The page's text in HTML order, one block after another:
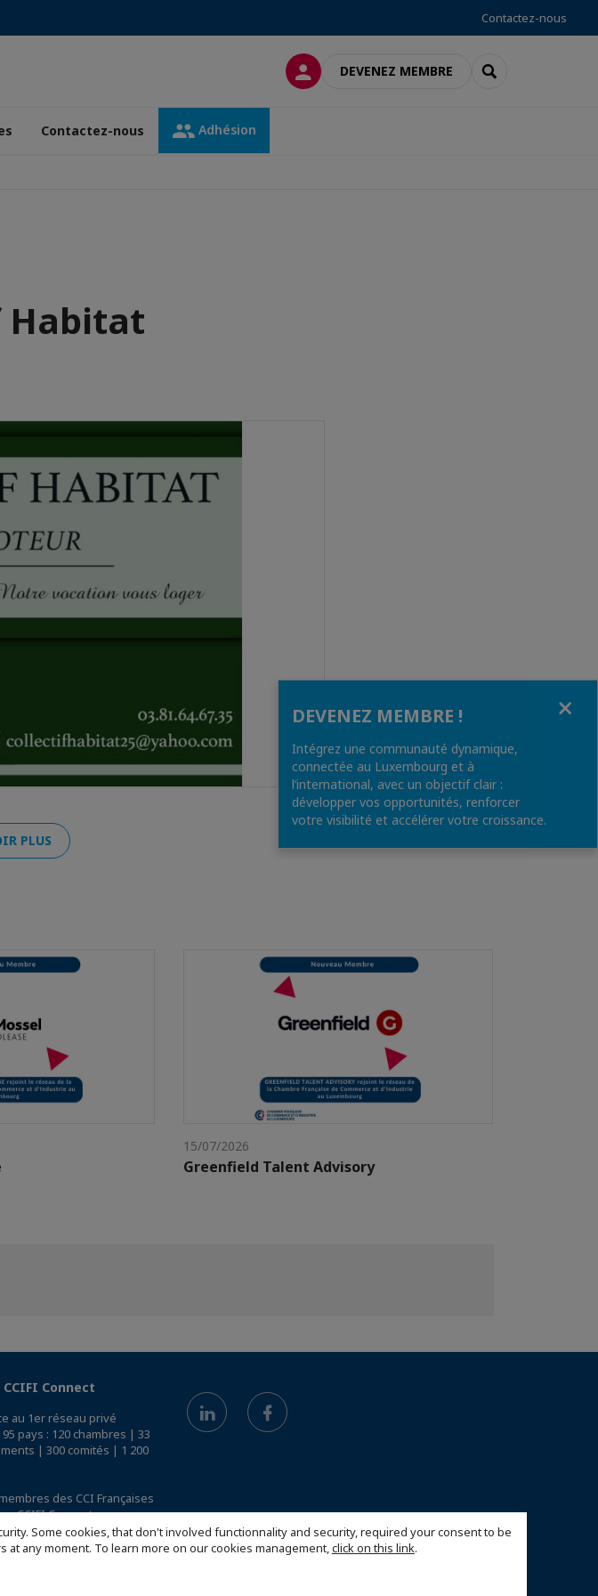
Some cookies, that don't involved functionnality and security, required your consent to be
at any moment. To learn more on our cookies management,click on this link.
Contactez-nous
CONNEXIONDEVENEZ MEMBRE RECHERCHER
Contactez-nous Adhésion
Habitat
PLUS
15/07/2026
Greenfield Talent Advisory
Connect
au 1er réseau privé
pays : 120 chambres | 33
| 300 comités | 1 200
des CCI Françaises
CCIFI Connect.
DEVENEZ MEMBRE !
Intégrez une communauté dynamique,
connectée au Luxembourg et à
l’international, avec un objectif clair :
développer vos opportunités, renforcer
votre visibilité et accélérer votre croissance.